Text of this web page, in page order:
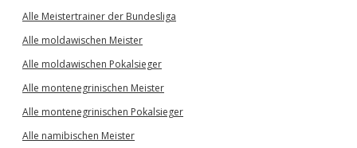
Alle Meistertrainer der Bundesliga
Alle moldawischen Meister
Alle moldawischen Pokalsieger
Alle montenegrinischen Meister
Alle montenegrinischen Pokalsieger
Alle namibischen Meister